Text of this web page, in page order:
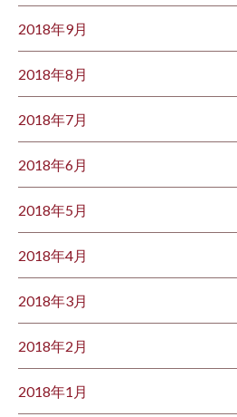
2018年9月
2018年8月
2018年7月
2018年6月
2018年5月
2018年4月
2018年3月
2018年2月
2018年1月